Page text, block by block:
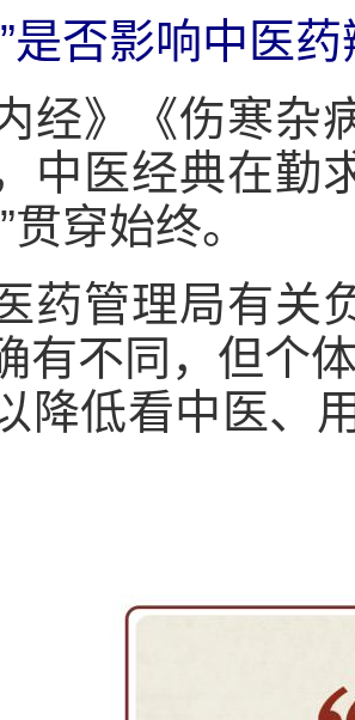
是否影响中医
内经》《伤寒
中医经典在勤
贯穿始终。
药管理局有关
有不同，但个
降低看中医、